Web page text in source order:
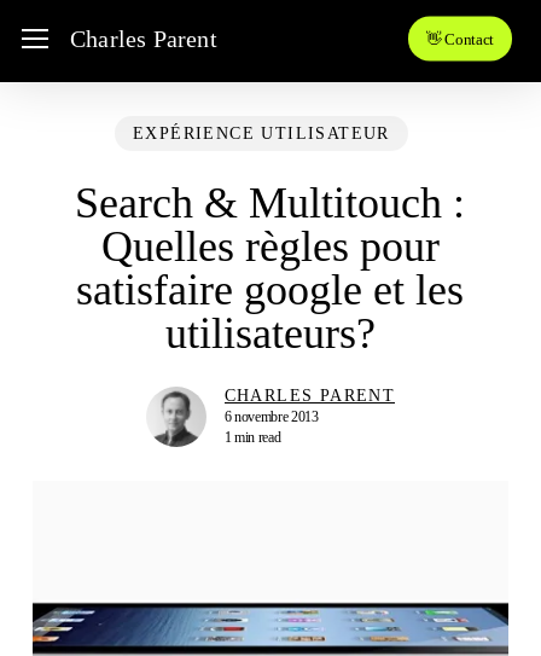
main
Menu Charles Parent 👋 Contact
EXPÉRIENCE UTILISATEUR
Search & Multitouch :
Quelles règles pour
satisfaire google et les
utilisateurs?
CHARLES PARENT
6 novembre 2013
1 min read